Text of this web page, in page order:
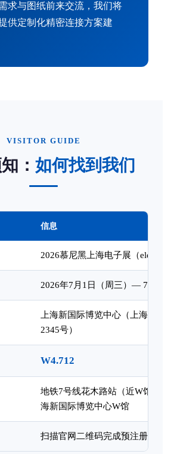
求与图纸前来交流，我们将
供定制化精密连接方案建
VISITOR GUIDE
： 如何找到我们
信息
2026慕尼黑上海电子展（
2026年7月1日（周三）— 7月3日
上海新国际博览中心（上海市浦
2345号）
W4.712
地铁7号线花木路站（近W馆入口
海新国际博览中心W馆
扫描官网二维码完成预注册，免现